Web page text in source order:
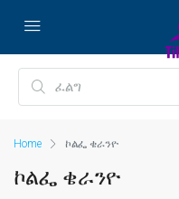
Home ኮልፌ ቄራንዮ
ኮልፌ ቄራንዮ